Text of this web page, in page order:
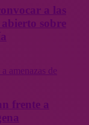
a las
sobre
frente a